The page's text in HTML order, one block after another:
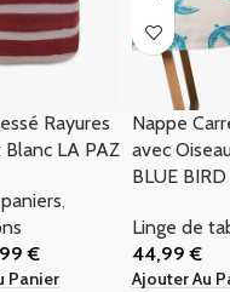
Rayures
Blanc LA PAZ
,
€
Panier
Nappe
avec
BLUE BIRD
Linge de
44,99€
Ajouter Au